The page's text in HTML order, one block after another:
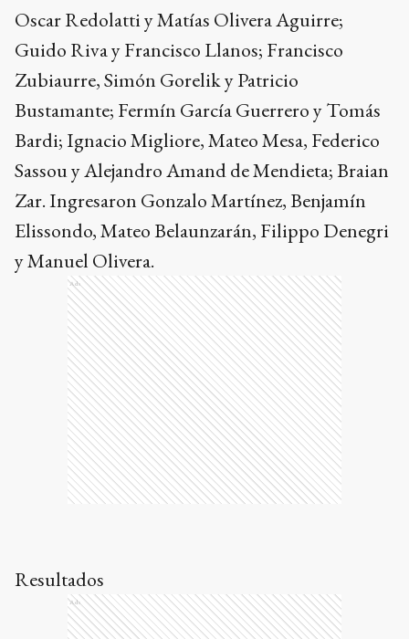
Oscar Redolatti y Matías Olivera Aguirre;
Guido Riva y Francisco Llanos; Francisco
Zubiaurre, Simón Gorelik y Patricio
Bustamante; Fermín García Guerrero y Tomás
Bardi; Ignacio Migliore, Mateo Mesa, Federico
Sassou y Alejandro Amand de Mendieta; Braian
Zar. Ingresaron Gonzalo Martínez, Benjamín
Elissondo, Mateo Belaunzarán, Filippo Denegri
y Manuel Olivera.
Ads
Resultados
Ads